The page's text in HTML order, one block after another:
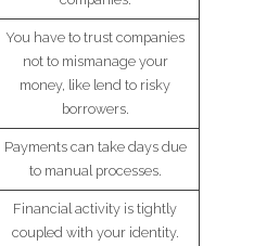
You have to trust companies
not to mismanage your
money, like lend to risky
borrowers.
Payments can take days due
to manual processes.
Financial activity is tightly
coupled with your identity.